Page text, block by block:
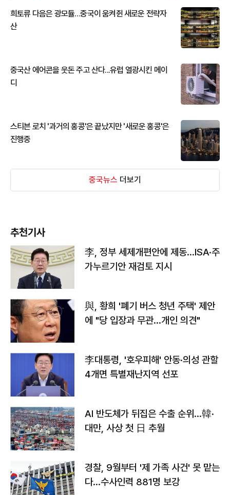
희토류 다음은 광모듈…중국이 움켜쥔 새로운 전략자
산
중국산 에어콘을 웃돈 주고 산다...유럽 열광시킨 메이
디
스티븐 로치 '과거의 홍콩'은 끝났지만 '새로운 홍콩'은
진행중
중국뉴스 더보기
추천기사
李, 정부 세제개편안에 제동…ISA·주
가누르기안 재검토 지시
與, 황희 '폐기 버스 청년 주택' 제안
에 "당 입장과 무관…개인 의견"
李대통령, '호우피해' 안동·의성 관할
4개면 특별재난지역 선포
AI 반도체가 뒤집은 수출 순위…韓·
대만, 사상 첫 日 추월
경찰, 9월부터 '제 가족 사건' 못 맡는
다…수사인력 881명 보강